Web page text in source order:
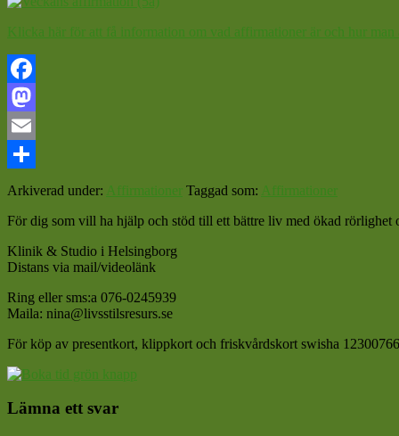
Klicka här för att få information om vad affirmationer är och hur man
Facebook
Mastodon
Email
Dela
Arkiverad under: Affirmationer Taggad som: Affirmationer
För dig som vill ha hjälp och stöd till ett bättre liv med ökad rörlighet
Klinik & Studio i Helsingborg
Distans via mail/videolänk
Ring eller sms:a 076-0245939
Maila: nina@livsstilsresurs.se
För köp av presentkort, klippkort och friskvårdskort swisha
Läsarkommentarer
Lämna ett svar